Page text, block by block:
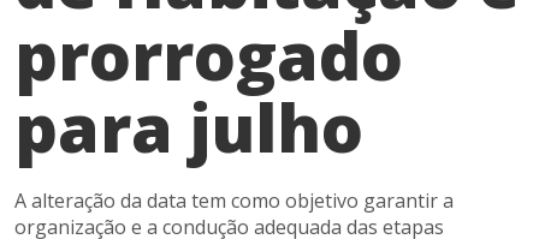
prorrogado
para julho
A alteração da data tem como objetivo garantir a
organização e a condução adequada das etapas